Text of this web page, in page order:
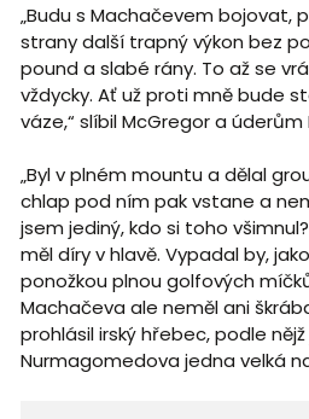
„Budu s Machačevem bojovat,
strany další trapný výkon bez
pound a slabé rány. To až se
vždycky. Ať už proti mně bude
váze,“ slíbil McGregor a úderům
„Byl v plném mountu a dělal
chlap pod ním pak vstane a
jsem jediný, kdo si toho
měl díry v hlavě. Vypadal by,
ponožkou plnou golfových
Machačeva ale neměl ani
prohlásil irský hřebec, podle
Nurmagomedova jedna velká